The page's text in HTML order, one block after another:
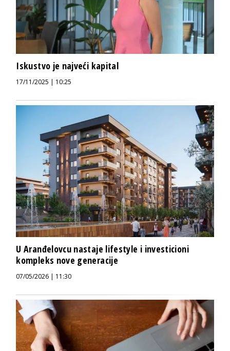
Iskustvo je najveći kapital
17/11/2025 | 10:25
U Aranđelovcu nastaje lifestyle i investicioni
kompleks nove generacije
07/05/2026 | 11:30